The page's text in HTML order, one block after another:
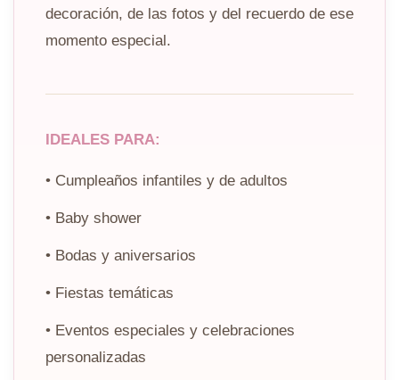
decoración, de las fotos y del recuerdo de ese
momento especial.
IDEALES PARA:
• Cumpleaños infantiles y de adultos
• Baby shower
• Bodas y aniversarios
• Fiestas temáticas
• Eventos especiales y celebraciones
personalizadas